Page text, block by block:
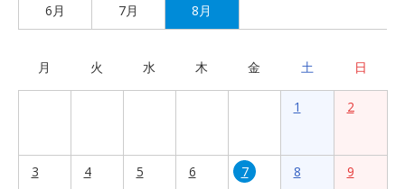
6月 7月 8月
月 火 水 木 金 土 日
1 2
3 4 5 6 7 8 9